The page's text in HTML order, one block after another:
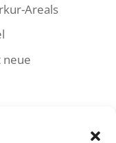
Areals
neue